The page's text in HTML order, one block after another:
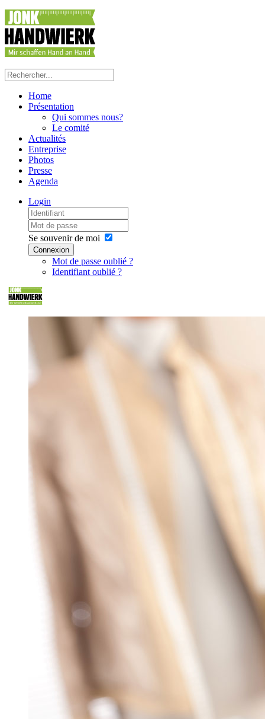
Home
Présentation
Qui sommes nous?
Le comité
Actualités
Entreprise
Photos
Presse
Agenda
Login
Se souvenir de moi
Connexion
Mot de passe oublié ?
Identifiant oublié ?